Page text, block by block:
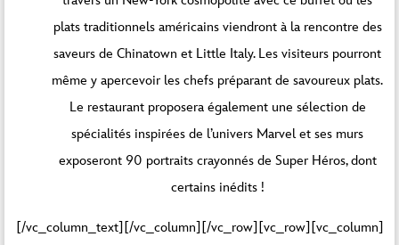
plats traditionnels américains viendront à la rencontre des
saveurs de Chinatown et Little Italy. Les visiteurs pourront
même y apercevoir les chefs préparant de savoureux plats.
Le restaurant proposera également une sélection de
spécialités inspirées de l’univers Marvel et ses murs
exposeront 90 portraits crayonnés de Super Héros, dont
certains inédits !
[/vc_column_text][/vc_column][/vc_row][vc_row][vc_column]